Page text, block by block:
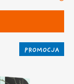
PROMOCJA